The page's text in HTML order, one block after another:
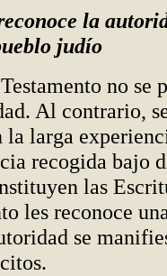
la
judío
no se
Al contrario,
la larga
recogida bajo
las
les reconoce
se